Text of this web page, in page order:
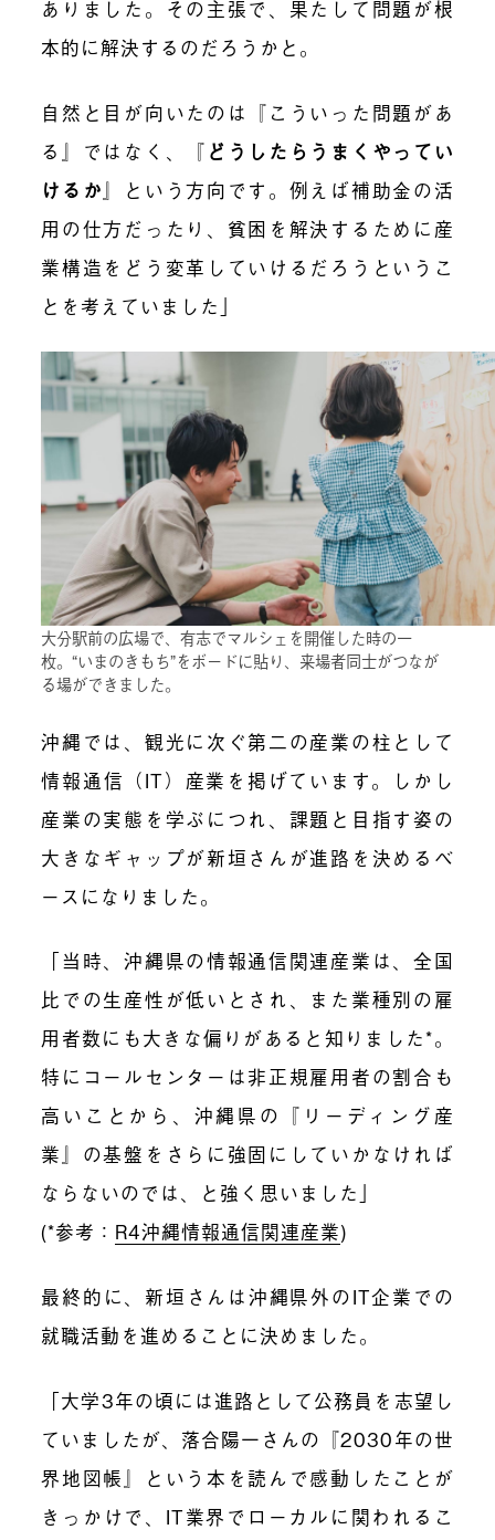
ありました。その主張で、果たして問題が根
本的に解決するのだろうかと。
自然と目が向いたのは『こういった問題があ
る』ではなく、『 どうしたらうまくやってい
けるか 』という方向です。例えば補助金の活
用の仕方だったり、貧困を解決するために産
業構造をどう変革していけるだろうというこ
とを考えていました」
大分駅前の広場で、有志でマルシェを開催した時の一
枚。“いまのきもち”をボードに貼り、来場者同士がつなが
る場ができました。
沖縄では、観光に次ぐ第二の産業の柱として
情報通信（IT）産業を掲げています。しかし
産業の実態を学ぶにつれ、課題と目指す姿の
大きなギャップが新垣さんが進路を決めるベ
ースになりました。
「当時、沖縄県の情報通信関連産業は、全国
比での生産性が低いとされ、また業種別の雇
用者数にも大きな偏りがあると知りました*。
特にコールセンターは非正規雇用者の割合も
高いことから、沖縄県の『リーディング産
業』の基盤をさらに強固にしていかなければ
ならないのでは、と強く思いました」
(*参考： R4沖縄情報通信関連産業)
最終的に、新垣さんは沖縄県外のIT企業での
就職活動を進めることに決めました。
「大学3年の頃には進路として公務員を志望し
ていましたが、落合陽一さんの『2030年の世
界地図帳』という本を読んで感動したことが
きっかけで、IT業界でローカルに関われるこ